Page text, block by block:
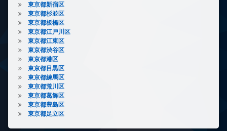
東京都新宿区
東京都杉並区
東京都板橋区
東京都江戸川区
東京都江東区
東京都渋谷区
東京都港区
東京都目黒区
東京都練馬区
東京都荒川区
東京都葛飾区
東京都豊島区
東京都足立区